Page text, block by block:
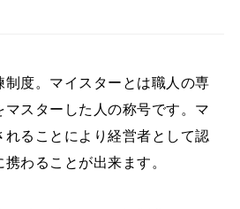
制度。マイスターとは職人の専
マスターした人の称号です。マ
れることにより経営者として認
わることが出来ます。